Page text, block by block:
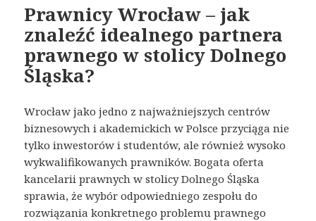
Prawnicy Wrocław – jak
znaleźć idealnego partnera
prawnego w stolicy Dolnego
Śląska?
Wrocław jako jedno z najważniejszych centrów
biznesowych i akademickich w Polsce przyciąga nie
tylko inwestorów i studentów, ale również wysoko
wykwalifikowanych prawników. Bogata oferta
kancelarii prawnych w stolicy Dolnego Śląska
sprawia, że wybór odpowiedniego zespołu do
rozwiązania konkretnego problemu prawnego